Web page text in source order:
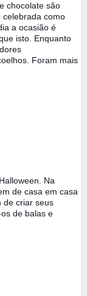
chocolate são
celebrada como
a ocasião é
isto. Enquanto
Foram mais
Na
de casa em casa
de criar seus
de balas e